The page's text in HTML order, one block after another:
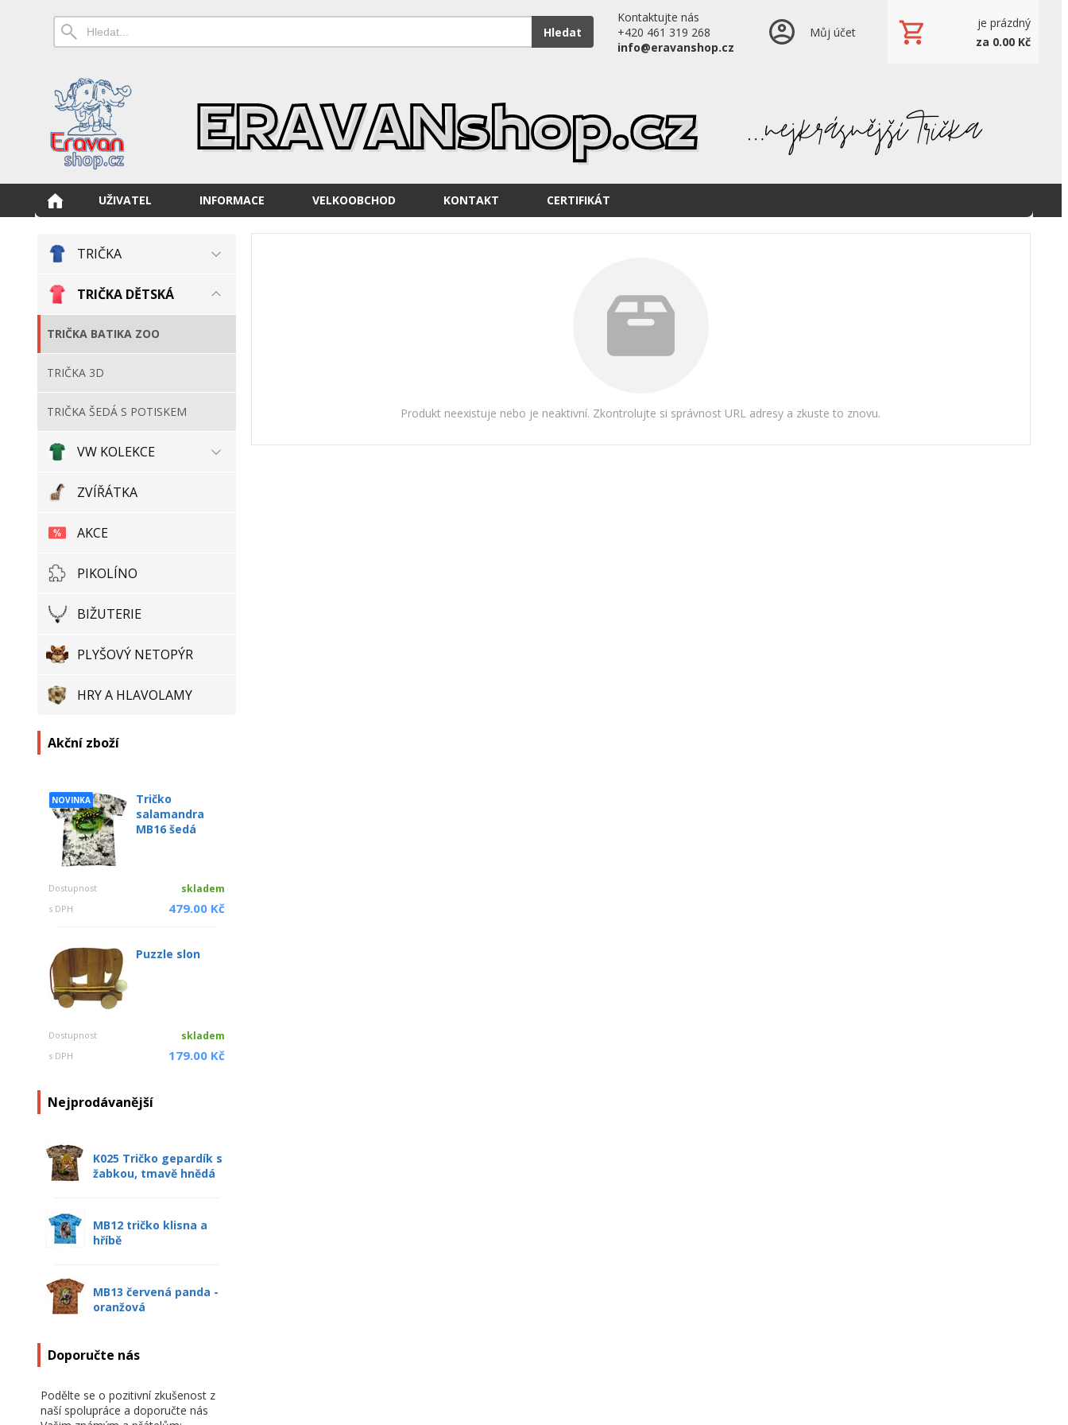
Hledat
Kontaktujte nás
+420 461 319 268
info@eravanshop.cz
Můj účet
je prázdný
za 0.00 Kč
UŽIVATEL INFORMACE VELKOOBCHOD KONTAKT CERTIFIKÁT
TRIČKA
TRIČKA DĚTSKÁ
TRIČKA BATIKA ZOO
TRIČKA 3D
TRIČKA ŠEDÁ S POTISKEM
VW KOLEKCE
ZVÍŘÁTKA
AKCE
PIKOLÍNO
BIŽUTERIE
PLYŠOVÝ NETOPÝR
HRY A HLAVOLAMY
Akční zboží
NOVINKA
Tričko
salamandra
MB16 šedá
Dostupnost skladem
s DPH 479.00 Kč
Puzzle slon
Dostupnost skladem
s DPH 179.00 Kč
Nejprodávanější
K025 Tričko gepardík s
žabkou, tmavě hnědá
MB12 tričko klisna a
hříbě
MB13 červená panda -
oranžová
Doporučte nás
Podělte se o pozitivní zkušenost z
naší spolupráce a doporučte nás
Produkt neexistuje nebo je neaktivní. Zkontrolujte si správnost URL adresy a zkuste to znovu.